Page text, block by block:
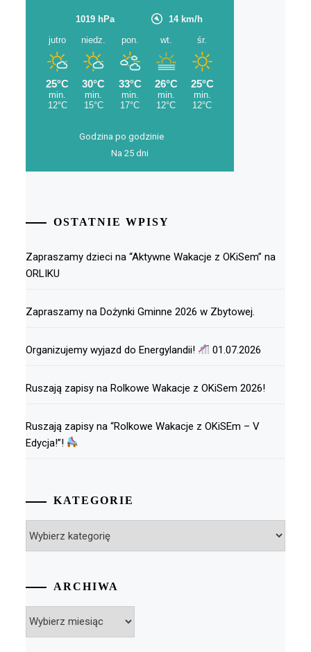
Godzina po godzinie
Na 25 dni
OSTATNIE WPISY
Zapraszamy dzieci na “Aktywne Wakacje z OKiSem” na
ORLIKU
Zapraszamy na Dożynki Gminne 2026 w Zbytowej.
Organizujemy wyjazd do Energylandii! 01.07.2026
Ruszają zapisy na Rolkowe Wakacje z OKiSem 2026!
Ruszają zapisy na “Rolkowe Wakacje z OKiSEm – V
Edycja!”!
KATEGORIE
ARCHIWA